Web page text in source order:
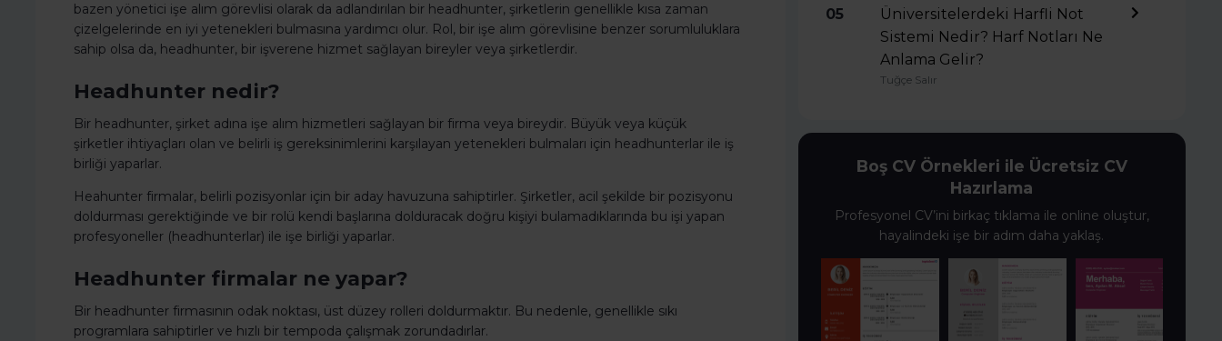
bazen yönetici işe alım görevlisi olarak da adlandırılan bir headhunter, şirketlerin genellikle kısa zaman
çizelgelerinde en iyi yetenekleri bulmasına yardımcı olur. Rol, bir işe alım görevlisine benzer sorumluluklara
sahip olsa da, headhunter, bir işverene hizmet sağlayan bireyler veya şirketlerdir.
Headhunter nedir?
Bir headhunter, şirket adına işe alım hizmetleri sağlayan bir firma veya bireydir. Büyük veya küçük
şirketler ihtiyaçları olan ve belirli iş gereksinimlerini karşılayan yetenekleri bulmaları için headhunterlar ile iş
birliği yaparlar.
Heahunter firmalar, belirli pozisyonlar için bir aday havuzuna sahiptirler. Şirketler, acil şekilde bir pozisyonu
doldurması gerektiğinde ve bir rolü kendi başlarına dolduracak doğru kişiyi bulamadıklarında bu işi yapan
profesyoneller (headhunterlar) ile işe birliği yaparlar.
Headhunter firmalar ne yapar?
Bir headhunter firmasının odak noktası, üst düzey rolleri doldurmaktır. Bu nedenle, genellikle sıkı
programlara sahiptirler ve hızlı bir tempoda çalışmak zorundadırlar.
05
Üniversitelerdeki Harfli Not
Sistemi Nedir? Harf Notları Ne
Anlama Gelir?
Tuğçe Salır
Boş CV Örnekleri ile Ücretsiz CV
Hazırlama
Profesyonel CV’ini birkaç tıklama ile online oluştur,
hayalindeki işe bir adım daha yaklaş.